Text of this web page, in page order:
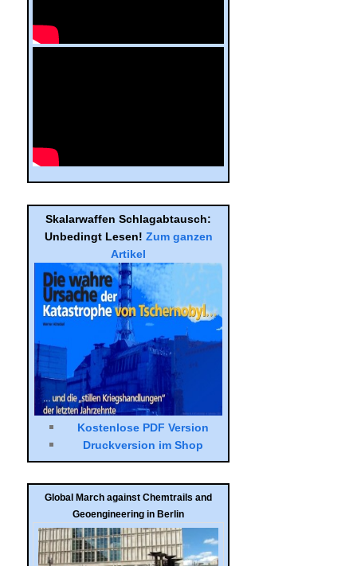
Skalar­waf­fen Schlag­ab­tausch:
Unbe­dingt Lesen! Zum gan­zen
Arti­kel
Kostenlose PDF Version
Druck­ver­sion im Shop
Global March against Chemtrails and
Geoengineering in Berlin